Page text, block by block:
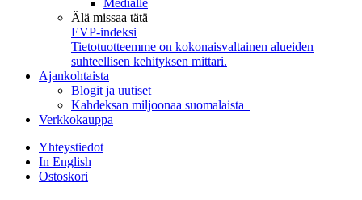
Medialle
Älä missaa tätä
EVP-indeksi
Tietotuotteemme on kokonaisvaltainen alueiden
suhteellisen kehityksen mittari.
Ajankohtaista
Blogit ja uutiset
Kahdeksan miljoonaa suomalaista
Verkkokauppa
Yhteystiedot
In English
Ostoskori